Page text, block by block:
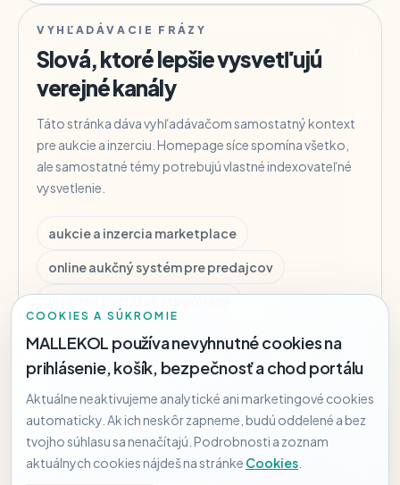
VYHĽADÁVACIE FRÁZY
Slová, ktoré lepšie vysvetľujú
verejné kanály
Táto stránka dáva vyhľadávačom samostatný kontext
pre aukcie a inzerciu. Homepage síce spomína všetko,
ale samostatné témy potrebujú vlastné indexovateľné
vysvetlenie.
aukcie a inzercia marketplace
online aukčný systém pre predajcov
B2B B2C aukcie marketplace
schvaľovanie inzerátov marketplace
predajné kanály obchod aukcie inzercia
Aukcie a inzercia sú súčasťou pilotného systému
COOKIES A SÚKROMIE
MALLEKOL používa nevyhnutné cookies na
prihlásenie, košík, bezpečnosť a chod portálu
Aktuálne neaktivujeme analytické ani marketingové cookies
automaticky. Ak ich neskôr zapneme, budú oddelené a bez
tvojho súhlasu sa nenačítajú. Podrobnosti a zoznam
aktuálnych cookies nájdeš na stránke Cookies